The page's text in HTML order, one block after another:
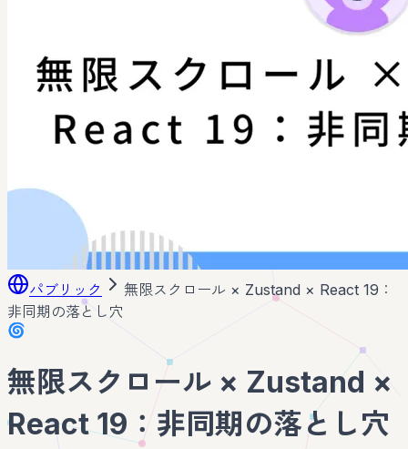
パブリック
無限スクロール × Zustand × React 19：
非同期の落とし穴
🌀
無限スクロール × Zustand ×
React 19：非同期の落とし穴